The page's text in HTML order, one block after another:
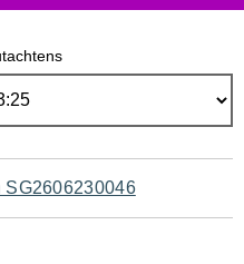
SG2606230046